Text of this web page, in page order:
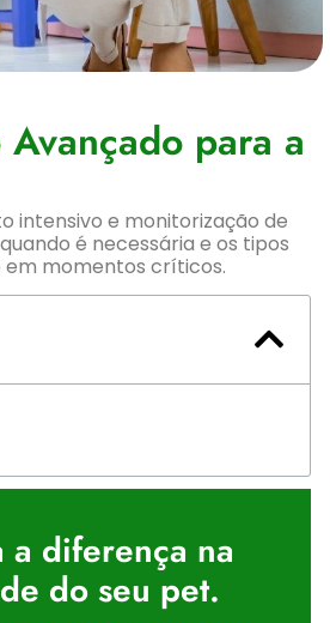
para a
intensivo e monitorização de
é necessária e os tipos
em momentos críticos.
a diferença na
do seu pet.